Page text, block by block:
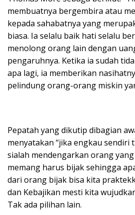
membuatnya bergembira atau
kepada sahabatnya yang
biasa. Ia selalu baik hati selalu
menolong orang lain dengan
pengaruhnya. Ketika ia sudah
apa lagi, ia memberikan
pelindung orang-orang miskin
Pepatah yang dikutip dibagian
menyatakan “jika engkau sendiri
sialah mendengarkan orang
memang harus bijak sehingga
dari orang bijak bisa kita
dan Kebajikan mesti kita
Tak ada pilihan lain.